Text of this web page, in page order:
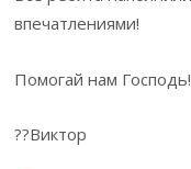
впечатлениями!
Помогай нам Господь!
??Виктор